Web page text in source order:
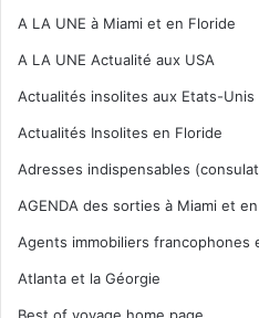
A LA UNE à Miami et en Floride
A LA UNE Actualité aux USA
Actualités insolites aux Etats-Unis
Actualités Insolites en Floride
Adresses indispensables
AGENDA des sorties à Miami et
Agents immobiliers francophones
Atlanta et la Géorgie